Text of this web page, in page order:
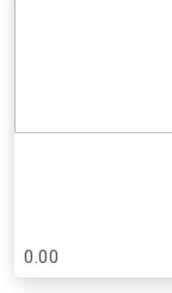
0.00